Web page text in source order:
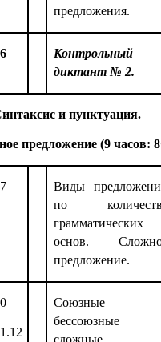
предложения.
Контрольный
диктант № 2.
и пунктуация.
предложение (9 часов:
Виды
по
грамматических
основ.
предложение.
Союзные
бессоюзные
сложные